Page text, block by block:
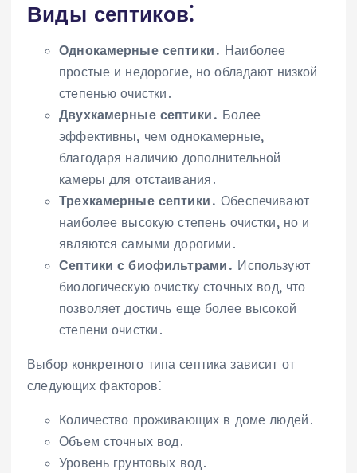
Виды септиков⁚
Однокамерные септики․ Наиболее
простые и недорогие, но обладают низкой
степенью очистки․
Двухкамерные септики․ Более
эффективны, чем однокамерные,
благодаря наличию дополнительной
камеры для отстаивания․
Трехкамерные септики․ Обеспечивают
наиболее высокую степень очистки, но и
являются самыми дорогими․
Септики с биофильтрами․ Используют
биологическую очистку сточных вод, что
позволяет достичь еще более высокой
степени очистки․
Выбор конкретного типа септика зависит от
следующих факторов⁚
Количество проживающих в доме людей․
Объем сточных вод․
Уровень грунтовых вод․